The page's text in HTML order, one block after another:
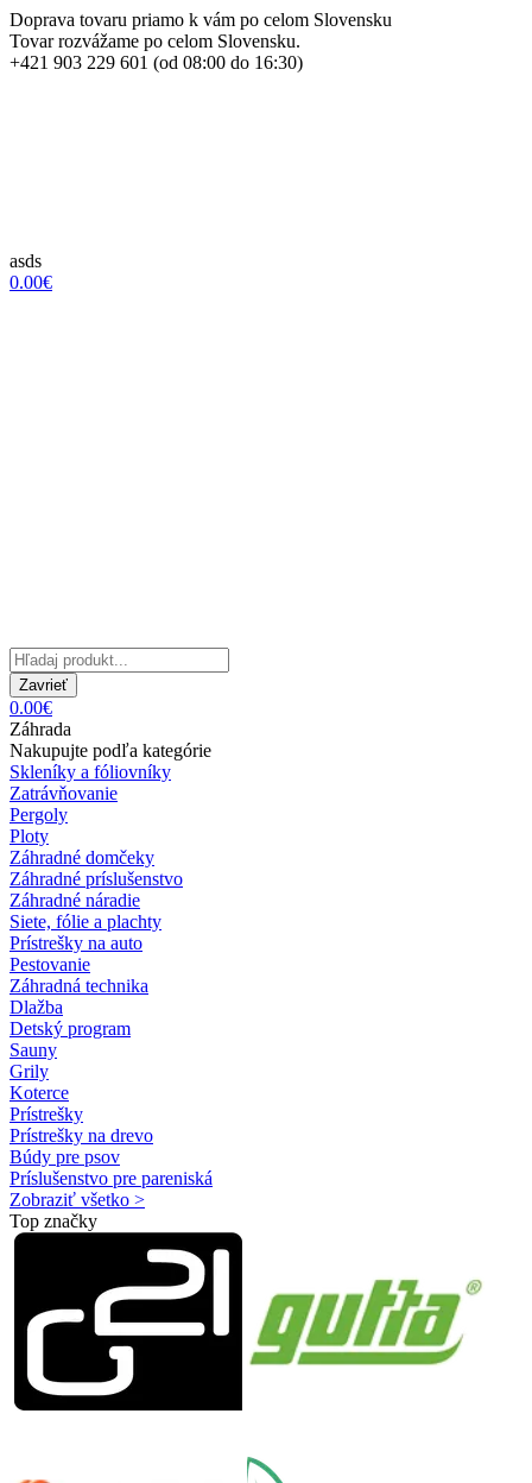
Doprava tovaru priamo k vám po celom Slovensku
Tovar rozvážame po celom Slovensku.
+421 903 229 601 (od 08:00 do 16:30)
asds
0.00€
Zavrieť
0.00€
Záhrada
Nakupujte podľa kategórie
Skleníky a fóliovníky
Zatrávňovanie
Pergoly
Ploty
Záhradné domčeky
Záhradné príslušenstvo
Záhradné náradie
Siete, fólie a plachty
Prístrešky na auto
Pestovanie
Záhradná technika
Dlažba
Detský program
Sauny
Grily
Koterce
Prístrešky
Prístrešky na drevo
Búdy pre psov
Príslušenstvo pre pareniská
Zobraziť všetko >
Top značky